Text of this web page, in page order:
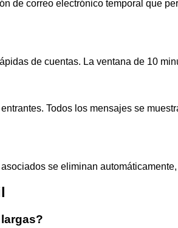
de correo electrónico temporal que
de cuentas. La ventana de 10
Todos los mensajes se
se eliminan